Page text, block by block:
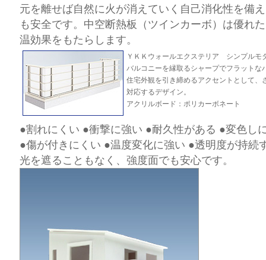
元を離せば自然に火が消えていく自己消化性を備
も安全です。中空断熱板（ツインカーボ）は優れ
温効果をもたらします。
ＹＫＫウォールエクステリア シンプル
バルコニーを縁取るシャープでフラットな
住宅外観を引き締めるアクセントとして、
対応するデザイン。
アクリルボード：ポリカーボネート
●割れにくい ●衝撃に強い ●耐久性がある ●変色し
●傷が付きにくい ●温度変化に強い ●透明度が持続
光を遮ることもなく、強度面でも安心です。